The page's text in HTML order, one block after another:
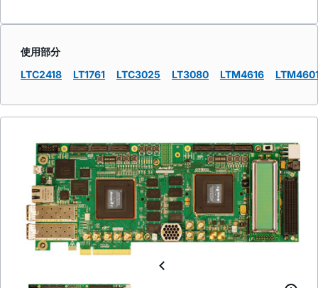
使用部分
LTC2418
LT1761 LTC3025 LT3080 LTM4616